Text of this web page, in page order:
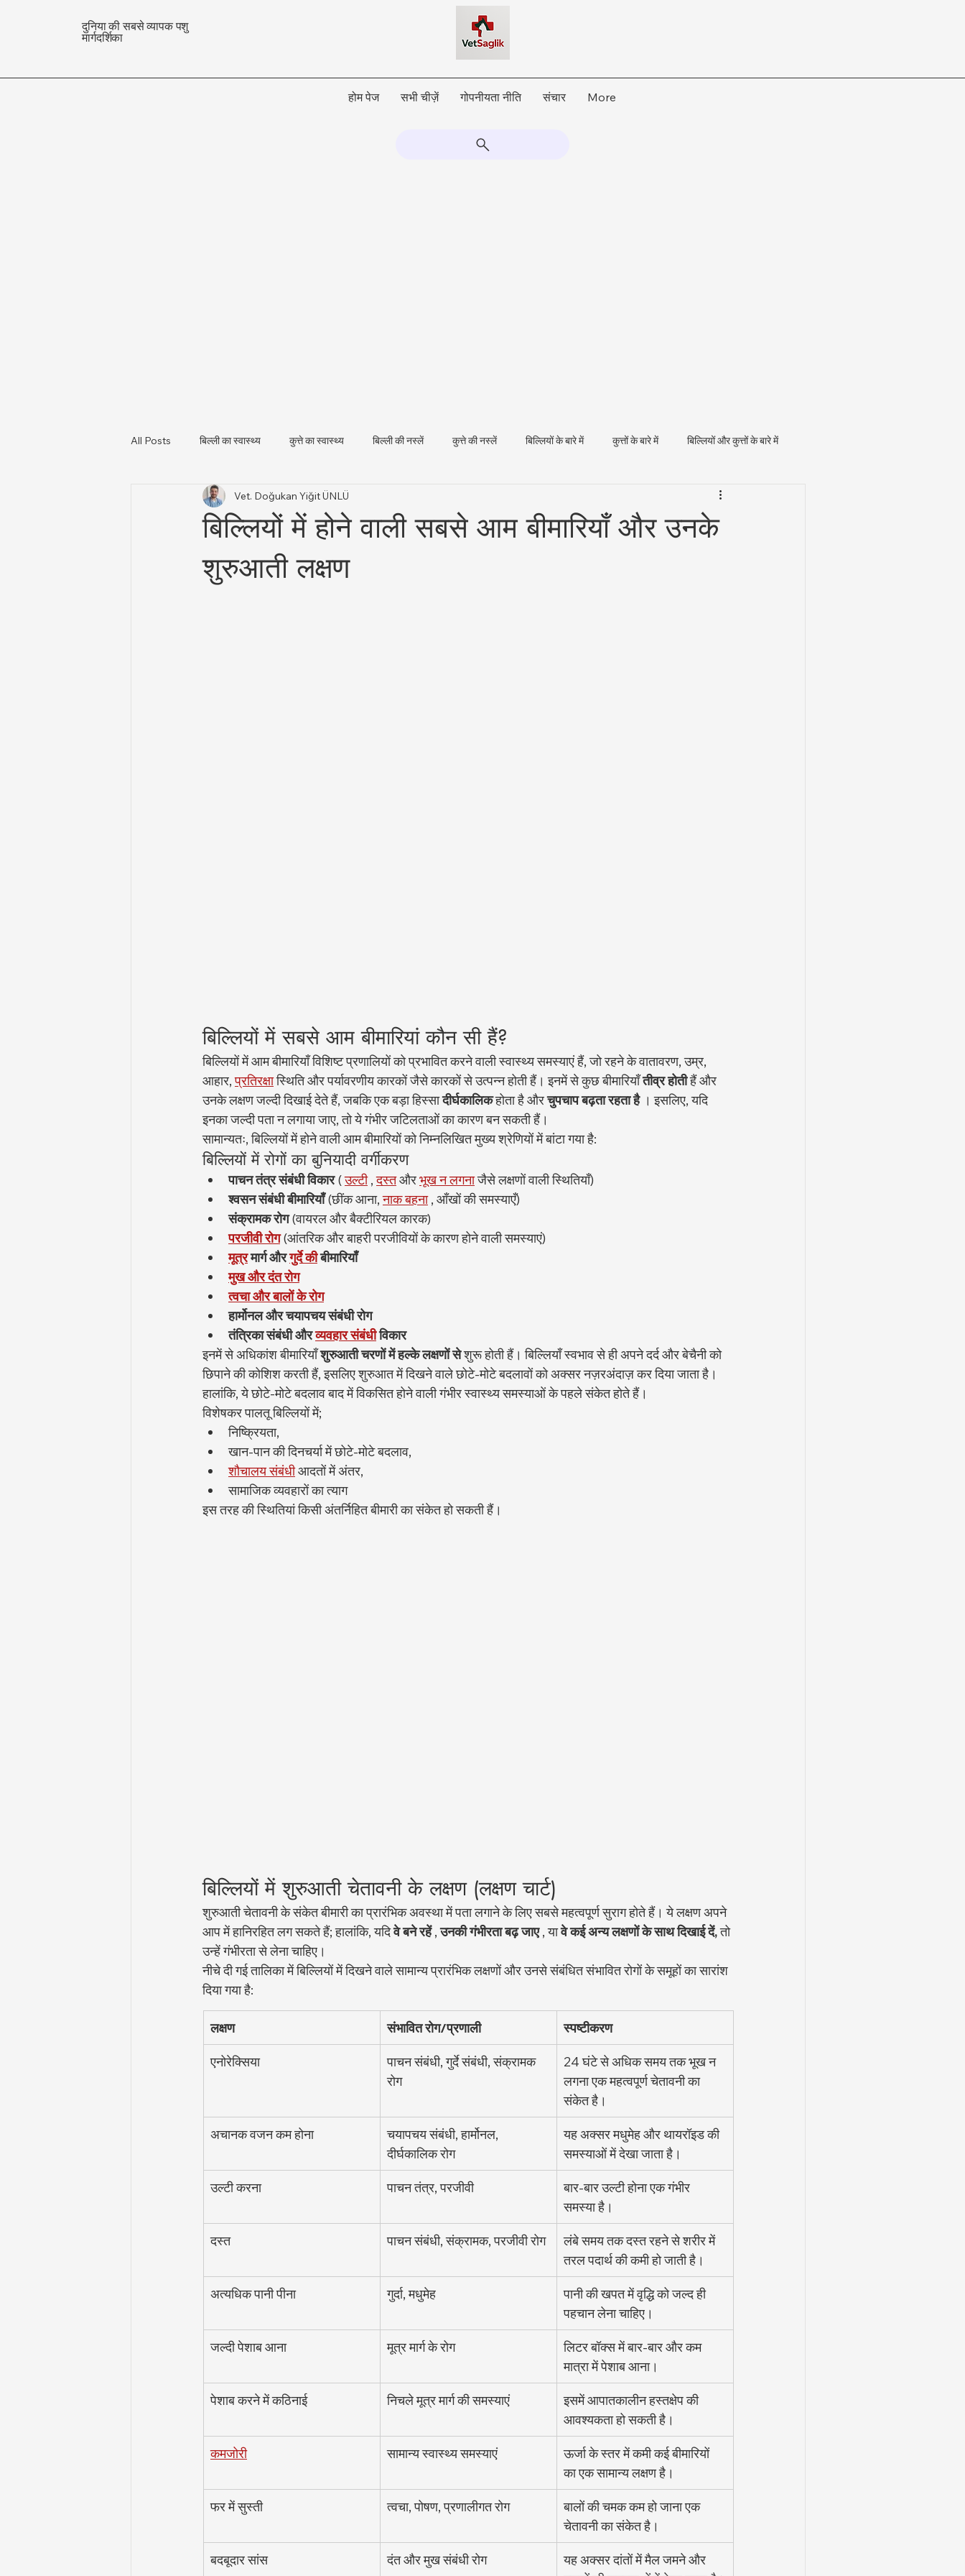
दुनिया की सबसे व्यापक पशु
मार्गदर्शिका
होम पेज सभी चीज़ें गोपनीयता नीति संचार More
All Posts बिल्ली का स्वास्थ्य कुत्ते का स्वास्थ्य बिल्ली की नस्लें कुत्ते की नस्लें बिल्लियों के बारे में कुत्तों के बारे में बिल्लियों और कुत्तों के बारे में
पशु स्वास्थ्य और नियामकीय अपडेट पशुधन स्वास्थ्य
बिल्लियों में होने वाली सबसे आम बीमारियाँ और उनके
शुरुआती लक्षण
Vet. Doğukan Yiğit ÜNLÜ
बिल्लियों में सबसे आम बीमारियां कौन सी हैं?
बिल्लियों में आम बीमारियाँ विशिष्ट प्रणालियों को प्रभावित करने वाली स्वास्थ्य समस्याएं हैं, जो रहने के वातावरण, उम्र,
आहार, प्रतिरक्षा स्थिति और पर्यावरणीय कारकों जैसे कारकों से उत्पन्न होती हैं। इनमें से कुछ बीमारियाँ तीव्र होती हैं और
उनके लक्षण जल्दी दिखाई देते हैं, जबकि एक बड़ा हिस्सा दीर्घकालिक होता है और चुपचाप बढ़ता रहता है । इसलिए, यदि
इनका जल्दी पता न लगाया जाए, तो ये गंभीर जटिलताओं का कारण बन सकती हैं।
सामान्यतः, बिल्लियों में होने वाली आम बीमारियों को निम्नलिखित मुख्य श्रेणियों में बांटा गया है:
बिल्लियों में रोगों का बुनियादी वर्गीकरण
पाचन तंत्र संबंधी विकार ( उल्टी , दस्त और भूख न लगना जैसे लक्षणों वाली स्थितियाँ)
श्वसन संबंधी बीमारियाँ (छींक आना, नाक बहना , आँखों की समस्याएँ)
संक्रामक रोग (वायरल और बैक्टीरियल कारक)
परजीवी रोग (आंतरिक और बाहरी परजीवियों के कारण होने वाली समस्याएं)
मूत्रमार्ग औरगुर्दे कीबीमारियाँ
मुख और दंत रोग
त्वचा और बालों के रोग
हार्मोनल और चयापचय संबंधी रोग
तंत्रिका संबंधी औरव्यवहार संबंधीविकार
इनमें से अधिकांश बीमारियाँ शुरुआती चरणों में हल्के लक्षणों से शुरू होती हैं। बिल्लियाँ स्वभाव से ही अपने दर्द और बेचैनी को
छिपाने की कोशिश करती हैं, इसलिए शुरुआत में दिखने वाले छोटे-मोटे बदलावों को अक्सर नज़रअंदाज़ कर दिया जाता है।
हालांकि, ये छोटे-मोटे बदलाव बाद में विकसित होने वाली गंभीर स्वास्थ्य समस्याओं के पहले संकेत होते हैं।
विशेषकर पालतू बिल्लियों में;
निष्क्रियता,
खान-पान की दिनचर्या में छोटे-मोटे बदलाव,
शौचालय संबंधी आदतों में अंतर,
सामाजिक व्यवहारों का त्याग
इस तरह की स्थितियां किसी अंतर्निहित बीमारी का संकेत हो सकती हैं।
बिल्लियों में शुरुआती चेतावनी के लक्षण (लक्षण चार्ट)
शुरुआती चेतावनी के संकेत बीमारी का प्रारंभिक अवस्था में पता लगाने के लिए सबसे महत्वपूर्ण सुराग होते हैं। ये लक्षण अपने
आप में हानिरहित लग सकते हैं; हालांकि, यदि वे बने रहें , उनकी गंभीरता बढ़ जाए , या वे कई अन्य लक्षणों के साथ दिखाई दें, तो
उन्हें गंभीरता से लेना चाहिए।
नीचे दी गई तालिका में बिल्लियों में दिखने वाले सामान्य प्रारंभिक लक्षणों और उनसे संबंधित संभावित रोगों के समूहों का सारांश
दिया गया है:
लक्षण संभावित रोग/प्रणाली स्पष्टीकरण
एनोरेक्सिया
पाचन संबंधी, गुर्दे संबंधी, संक्रामक
रोग
24 घंटे से अधिक समय तक भूख न
लगना एक महत्वपूर्ण चेतावनी का
संकेत है।
अचानक वजन कम होना
चयापचय संबंधी, हार्मोनल,
दीर्घकालिक रोग
यह अक्सर मधुमेह और थायरॉइड की
समस्याओं में देखा जाता है।
उल्टी करना पाचन तंत्र, परजीवी
बार-बार उल्टी होना एक गंभीर
समस्या है।
दस्त पाचन संबंधी, संक्रामक, परजीवी रोग
लंबे समय तक दस्त रहने से शरीर में
तरल पदार्थ की कमी हो जाती है।
अत्यधिक पानी पीना गुर्दा, मधुमेह
पानी की खपत में वृद्धि को जल्द ही
पहचान लेना चाहिए।
जल्दी पेशाब आना मूत्र मार्ग के रोग
लिटर बॉक्स में बार-बार और कम
मात्रा में पेशाब आना।
पेशाब करने में कठिनाई निचले मूत्र मार्ग की समस्याएं
इसमें आपातकालीन हस्तक्षेप की
आवश्यकता हो सकती है।
कमजोरी सामान्य स्वास्थ्य समस्याएं
ऊर्जा के स्तर में कमी कई बीमारियों
का एक सामान्य लक्षण है।
फर में सुस्ती त्वचा, पोषण, प्रणालीगत रोग
बालों की चमक कम हो जाना एक
चेतावनी का संकेत है।
बदबूदार सांस दंत और मुख संबंधी रोग
यह अक्सर दांतों में मैल जमने और